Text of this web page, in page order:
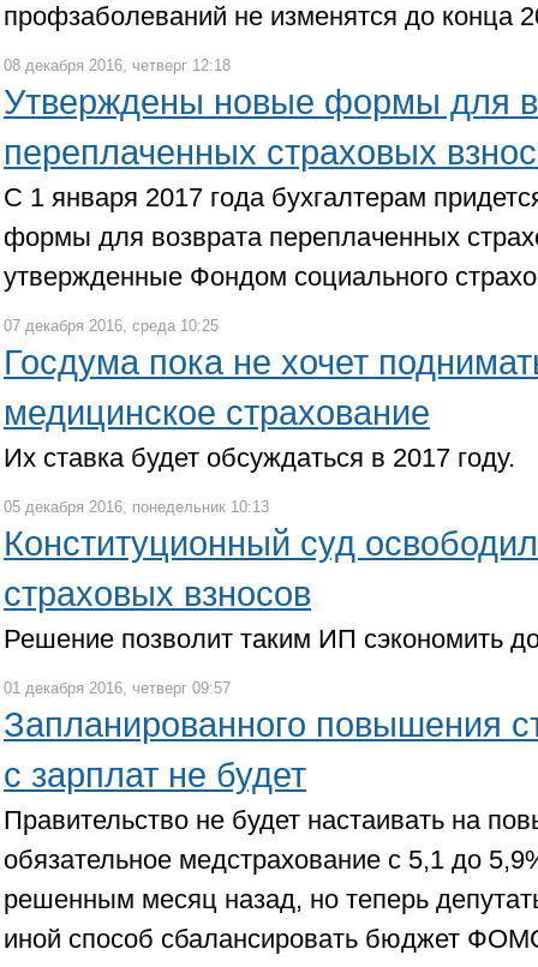
профзаболеваний не изменятся до конца
08 декабря 2016, четверг 12:18
Утверждены новые формы для
переплаченных страховых
С 1 января 2017 года бухгалтерам
формы для возврата переплаченных
утвержденные Фондом социального
07 декабря 2016, среда 10:25
Госдума пока не хочет
медицинское страхование
Их ставка будет обсуждаться в 2017 году.
05 декабря 2016, понедельник 10:13
Конституционный суд
страховых взносов
Решение позволит таким ИП сэкономить
01 декабря 2016, четверг 09:57
Запланированного повышения
с зарплат не будет
Правительство не будет настаивать на
обязательное медстрахование с 5,1 до
решенным месяц назад, но теперь
иной способ сбалансировать бюджет